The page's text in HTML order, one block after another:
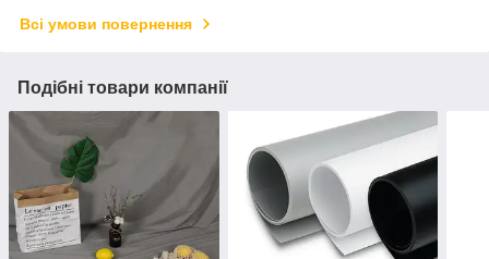
Всі умови повернення
Подібні товари компанії